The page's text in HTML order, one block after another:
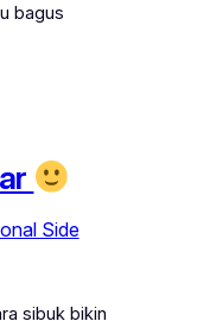
bagus
Side
sibuk bikin